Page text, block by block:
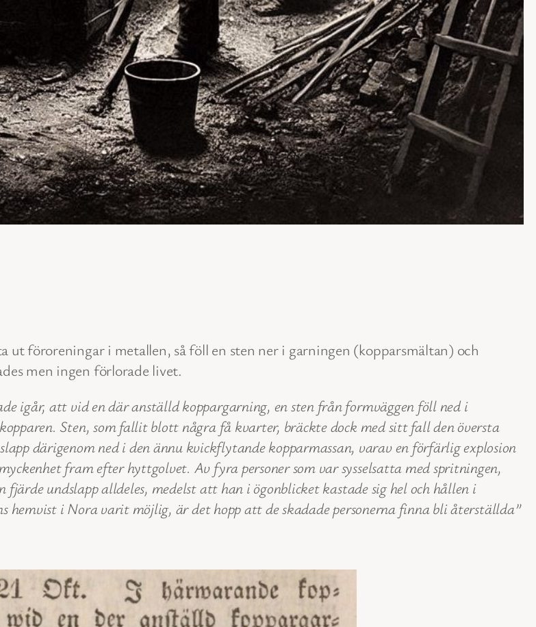
föroreningar i metallen, så föll en sten ner i garningen (kopparsmältan) och
men ingen förlorade livet.
igår, att vid en där anställd koppargarning, en sten från formväggen föll ned i
Sten, som fallit blott några få kvarter, bräckte dock med sitt fall den översta
därigenom ned i den ännu kvickflytande kopparmassan, varav en förfärlig explosion
fram efter hyttgolvet. Av fyra personer som var sysselsatta med spritningen,
undslapp alldeles, medelst att han i ögonblicket kastade sig hel och hållen i
i Nora varit möjlig, är det hopp att de skadade personerna finna bli återställda”